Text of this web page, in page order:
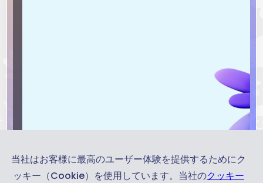
当社はお客様に最高のユーザー体験を提供するためにク
ッキー（Cookie）を使用しています。当社のクッキー